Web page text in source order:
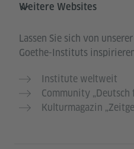
Weitere Websites
Lassen Sie sich von
Goethe-Instituts
Institute weltweit
Community „Deutsch
Kulturmagazin